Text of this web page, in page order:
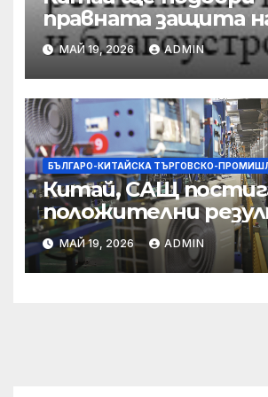
правната защита
предприятията,
съсредоточи върху
борбата с
корпоративната
престъпност
МАЙ 19, 2026 ADMIN
БЪЛГАРО-КИТАЙСКА ТЪРГОВСКО-
Китай, САЩ
положителни
икономическите и
търговски
министерство
МАЙ 19, 2026 ADMIN